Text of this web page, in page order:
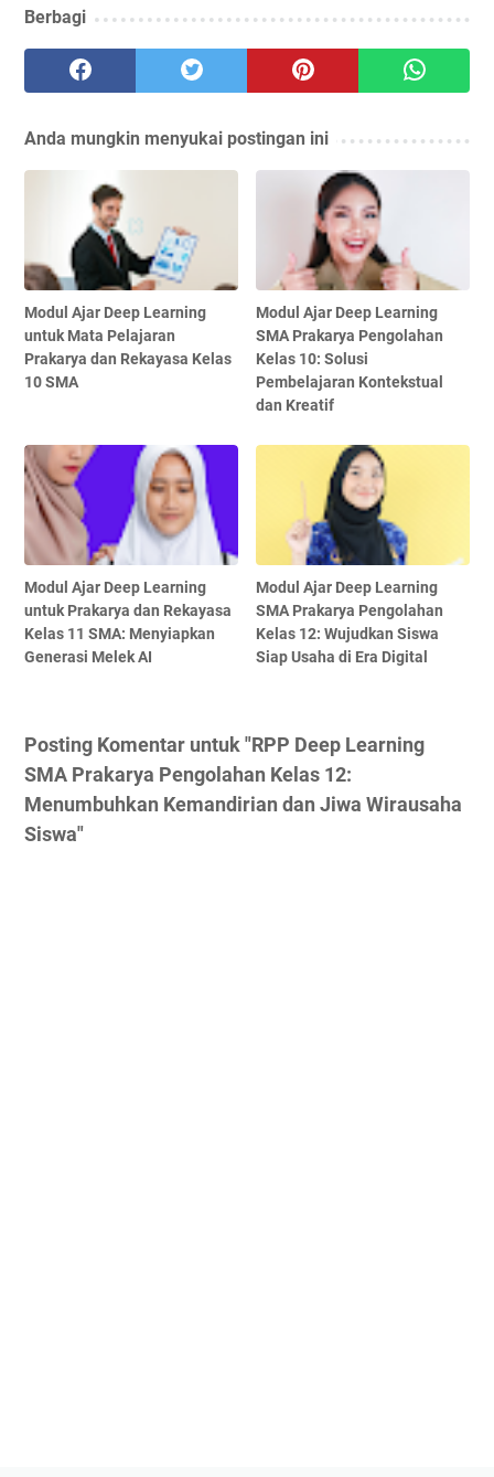
Berbagi
Anda mungkin menyukai postingan ini
Modul Ajar Deep Learning
untuk Mata Pelajaran
Prakarya dan Rekayasa Kelas
10 SMA
Modul Ajar Deep Learning
SMA Prakarya Pengolahan
Kelas 10: Solusi
Pembelajaran Kontekstual
dan Kreatif
Modul Ajar Deep Learning
untuk Prakarya dan Rekayasa
Kelas 11 SMA: Menyiapkan
Generasi Melek AI
Modul Ajar Deep Learning
SMA Prakarya Pengolahan
Kelas 12: Wujudkan Siswa
Siap Usaha di Era Digital
Posting Komentar untuk "RPP Deep Learning
SMA Prakarya Pengolahan Kelas 12:
Menumbuhkan Kemandirian dan Jiwa Wirausaha
Siswa"